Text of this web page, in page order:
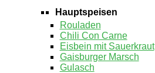
Hauptspeisen
Rouladen
Chili Con Carne
Eisbein mit Sauerkraut
Gaisburger Marsch
Gulasch